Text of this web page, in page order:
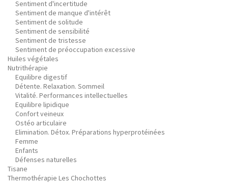
Sentiment d'incertitude
Sentiment de manque d'intérêt
Sentiment de solitude
Sentiment de sensibilité
Sentiment de tristesse
Sentiment de préoccupation excessive
Huiles végétales
Nutrithérapie
Equilibre digestif
Détente. Relaxation. Sommeil
Vitalité. Performances intellectuelles
Equilibre lipidique
Confort veineux
Ostéo articulaire
Elimination. Détox. Préparations hyperprotéinées
Femme
Enfants
Défenses naturelles
Tisane
Thermothérapie Les Chochottes